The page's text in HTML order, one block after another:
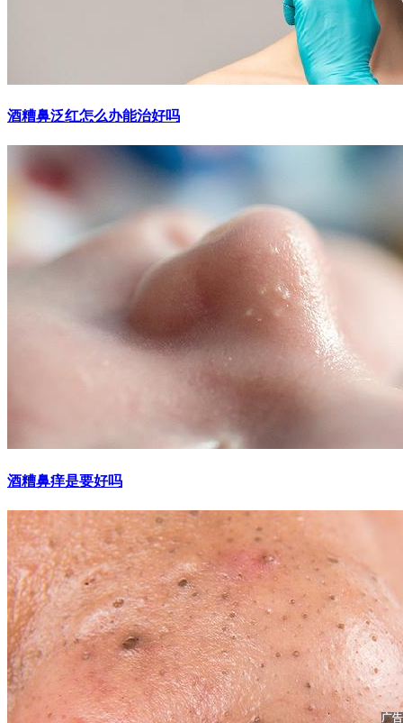
酒糟鼻泛红怎么办能治好吗
酒糟鼻痒是要好吗